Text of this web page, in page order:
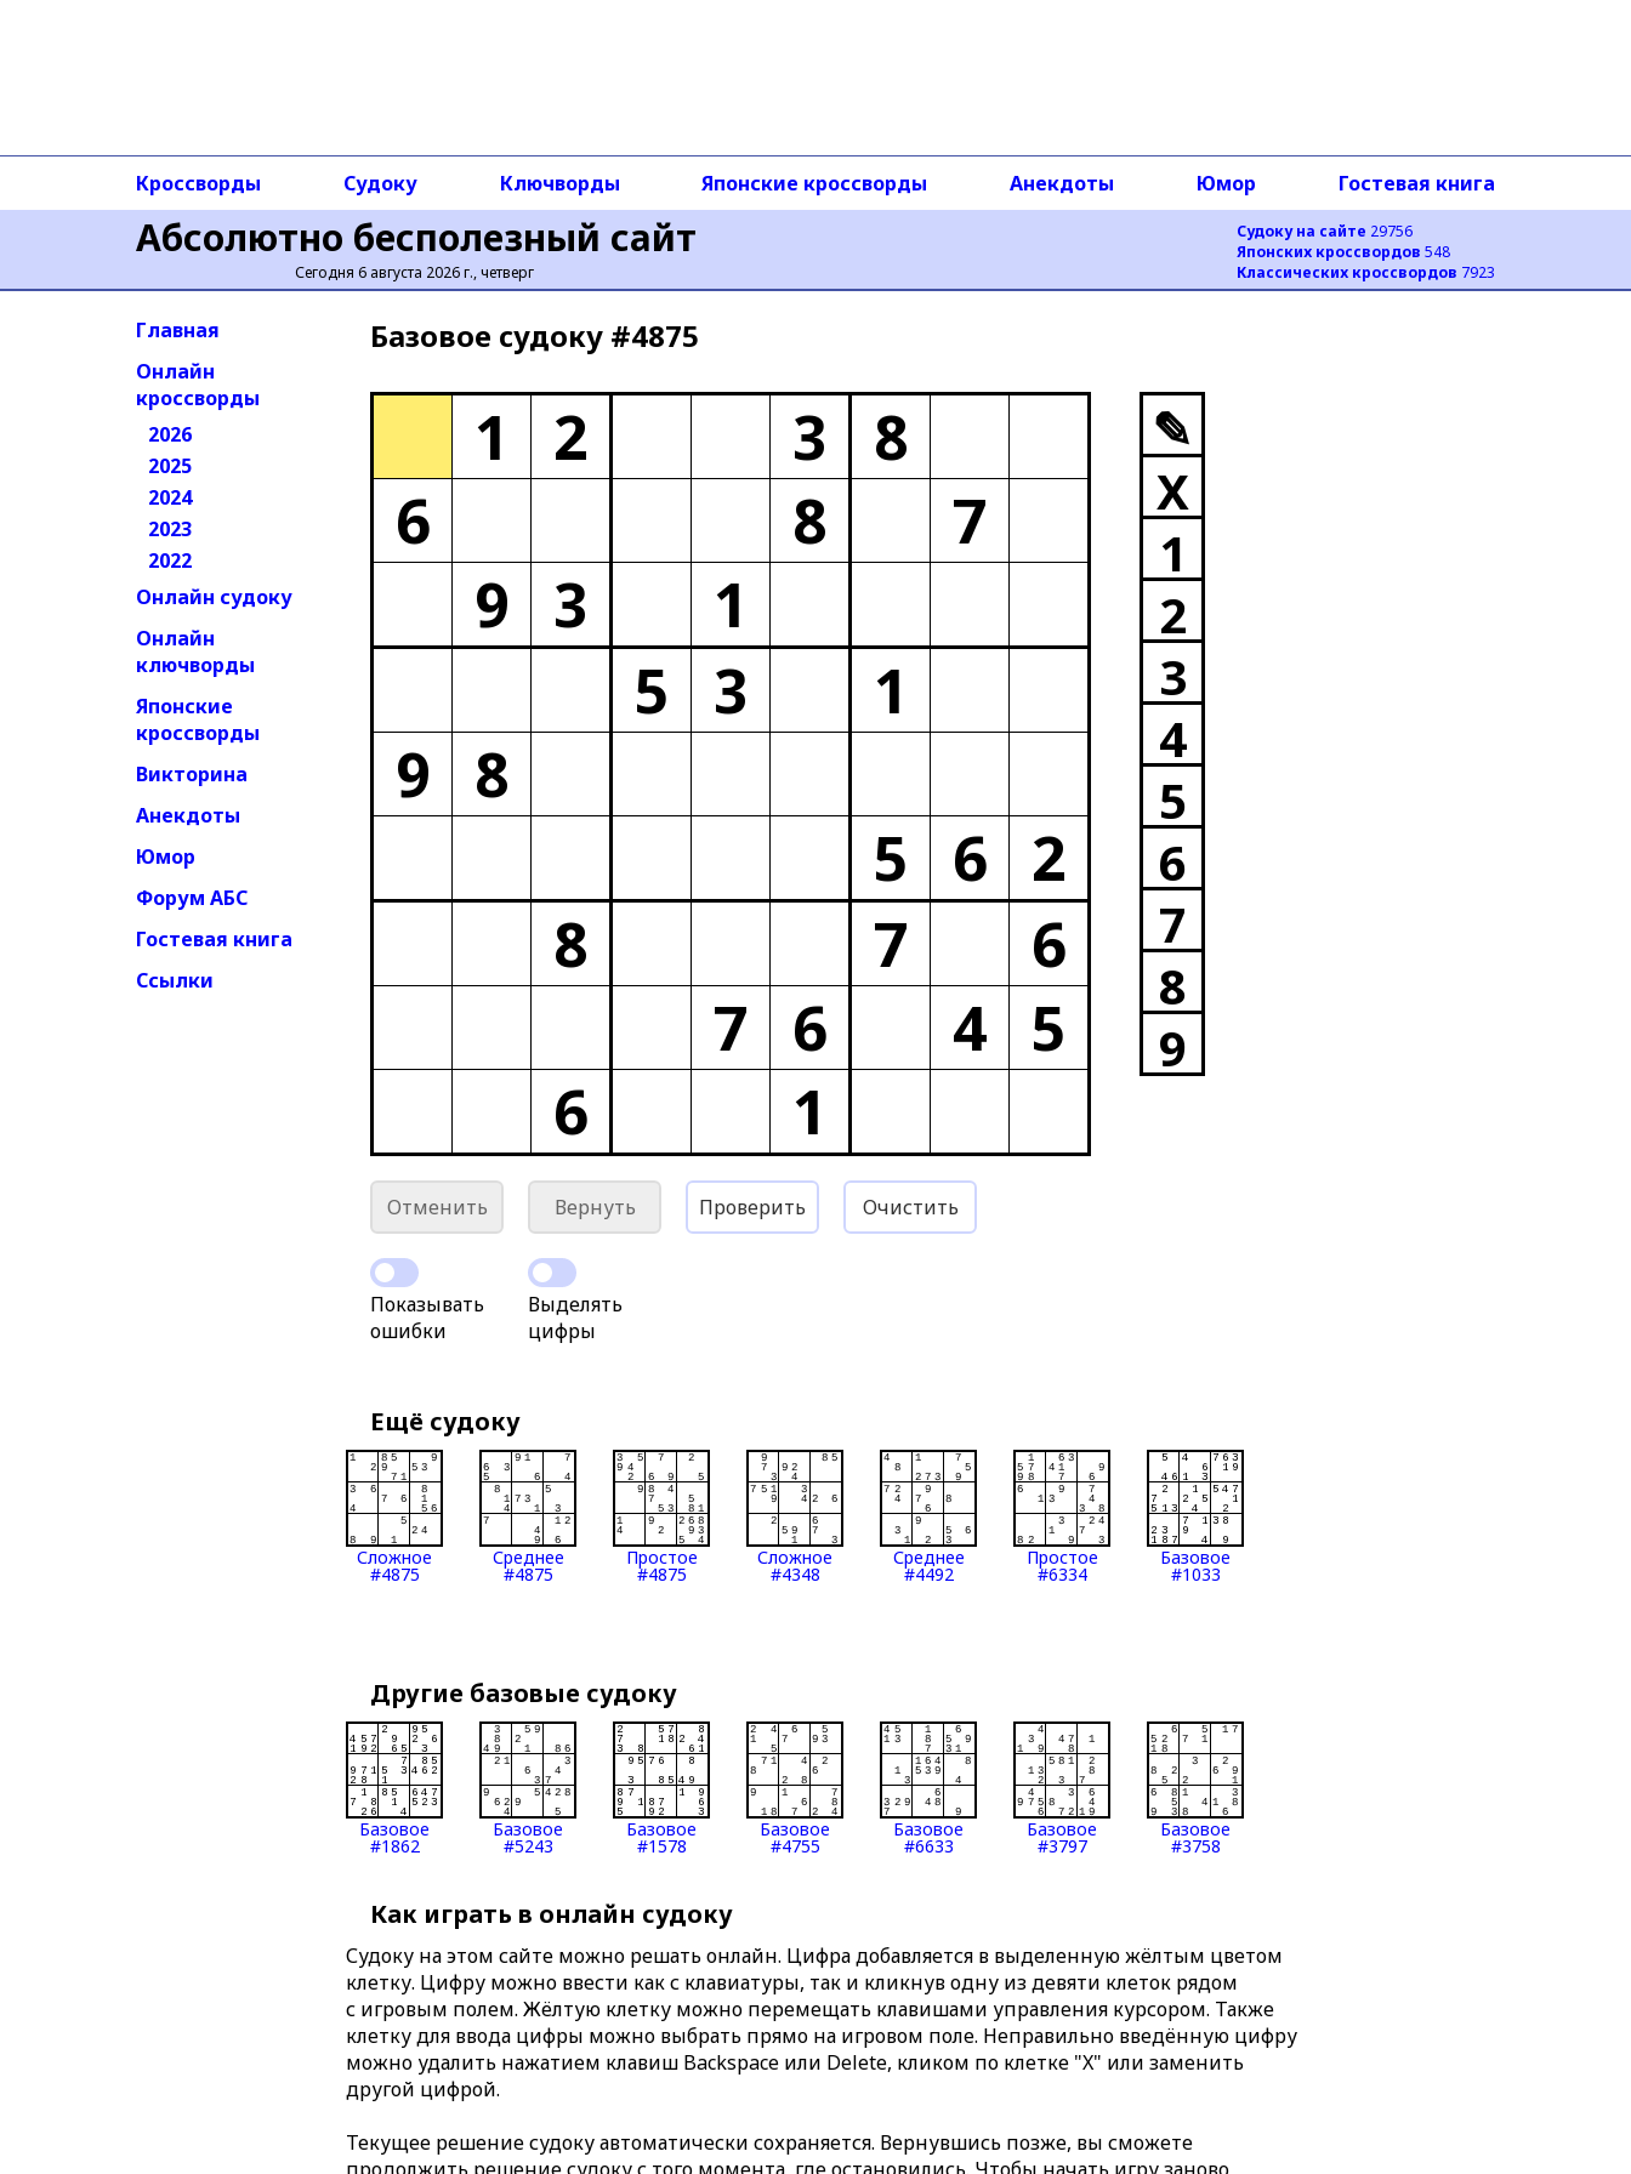
Абсолютно бесполезный сайт
Сегодня 6 августа 2026 г., четверг
Судоку на сайте 29756
Японских кроссвордов 548
Классических кроссвордов 7923
Кроссворды Судоку Ключворды Японские кроссворды Анекдоты Юмор Гостевая книга
Главная
Онлайн
кроссворды
2026
2025
2024
2023
2022
Онлайн судоку
Онлайн
ключворды
Японские
кроссворды
Викторина
Анекдоты
Юмор
Форум АБС
Гостевая книга
Ссылки
Базовое cудоку #4875
1 2 3
8
6
8
7
9 3
1
5
3
1
9 8
5
6 2
8
7
6
7 6 4 5
6
1
✎
X
1
2
3
4
5
6
7
8
9
Отменить Вернуть Проверить Очистить
Показывать
ошибки
Выделять
цифры
Ещё судоку
Сложное
#4875
Среднее
#4875
Простое
#4875
Сложное
#4348
Среднее
#4492
Простое
#6334
Базовое
#1033
Другие базовые судоку
Базовое
#1862
Базовое
#5243
Базовое
#1578
Базовое
#4755
Базовое
#6633
Базовое
#3797
Базовое
#3758
Как играть в онлайн судоку
Судоку на этом сайте можно решать онлайн. Цифра добавляется в выделенную жёлтым цветом
клетку. Цифру можно ввести как с клавиатуры, так и кликнув одну из девяти клеток рядом
с игровым полем. Жёлтую клетку можно перемещать клавишами управления курсором. Также
клетку для ввода цифры можно выбрать прямо на игровом поле. Неправильно введённую цифру
можно удалить нажатием клавиш Backspace или Delete, кликом по клетке "X" или заменить
другой цифрой.
Текущее решение судоку автоматически сохраняется. Вернувшись позже, вы сможете